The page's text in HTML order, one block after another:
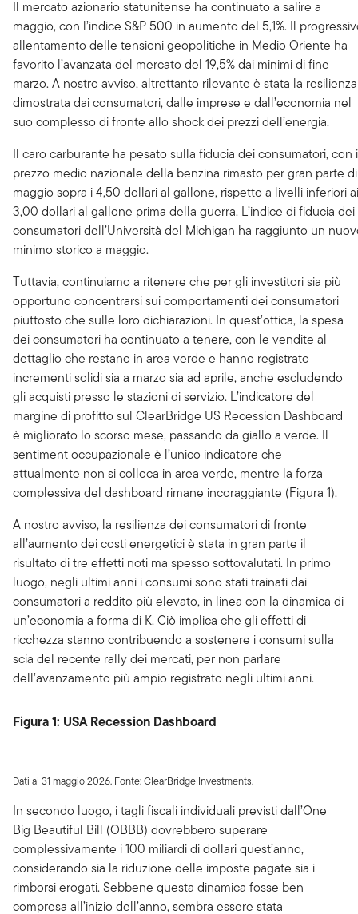
Il mercato azionario statunitense ha continuato a salire a
maggio, con l’indice S&P 500 in aumento del 5,1%. Il
allentamento delle tensioni geopolitiche in Medio Oriente ha
favorito l’avanzata del mercato del 19,5% dai minimi di fine
marzo. A nostro avviso, altrettanto rilevante è stata la resilienza
dimostrata dai consumatori, dalle imprese e dall’economia nel
suo complesso di fronte allo shock dei prezzi dell’energia.
Il caro carburante ha pesato sulla fiducia dei consumatori, con
prezzo medio nazionale della benzina rimasto per gran parte di
maggio sopra i 4,50 dollari al gallone, rispetto a livelli inferiori ai
3,00 dollari al gallone prima della guerra. L’indice di fiducia dei
consumatori dell’Università del Michigan ha raggiunto un
minimo storico a maggio.
Tuttavia, continuiamo a ritenere che per gli investitori sia più
opportuno concentrarsi sui comportamenti dei consumatori
piuttosto che sulle loro dichiarazioni. In quest’ottica, la spesa
dei consumatori ha continuato a tenere, con le vendite al
dettaglio che restano in area verde e hanno registrato
incrementi solidi sia a marzo sia ad aprile, anche escludendo
gli acquisti presso le stazioni di servizio. L’indicatore del
margine di profitto sul ClearBridge US Recession Dashboard
è migliorato lo scorso mese, passando da giallo a verde. Il
sentiment occupazionale è l’unico indicatore che
attualmente non si colloca in area verde, mentre la forza
complessiva del dashboard rimane incoraggiante (Figura 1).
A nostro avviso, la resilienza dei consumatori di fronte
all’aumento dei costi energetici è stata in gran parte il
risultato di tre effetti noti ma spesso sottovalutati. In primo
luogo, negli ultimi anni i consumi sono stati trainati dai
consumatori a reddito più elevato, in linea con la dinamica di
un’economia a forma di K. Ciò implica che gli effetti di
ricchezza stanno contribuendo a sostenere i consumi sulla
scia del recente rally dei mercati, per non parlare
dell’avanzamento più ampio registrato negli ultimi anni.
Figura 1: USA Recession Dashboard
Dati al 31 maggio 2026. Fonte: ClearBridge Investments.
In secondo luogo, i tagli fiscali individuali previsti dall’One
Big Beautiful Bill (OBBB) dovrebbero superare
complessivamente i 100 miliardi di dollari quest’anno,
considerando sia la riduzione delle imposte pagate sia i
rimborsi erogati. Sebbene questa dinamica fosse ben
compresa all’inizio dell’anno, sembra essere stata